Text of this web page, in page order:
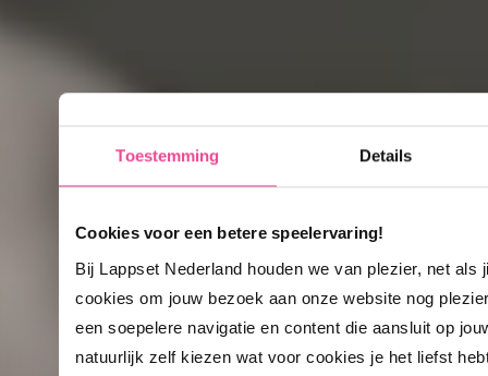
Toestemming Details
Cookies voor een betere speelervaring!
Bij Lappset Nederland houden we van plezier, net als
cookies om jouw bezoek aan onze website nog
een soepelere navigatie en content die aansluit op
natuurlijk zelf kiezen wat voor cookies je het liefst